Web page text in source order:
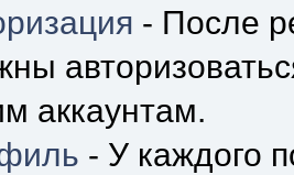
- После
аккаунтам.
- У каждого